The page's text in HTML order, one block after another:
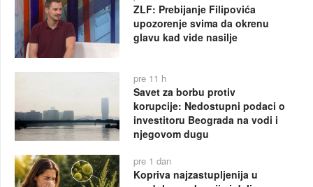
ZLF: Prebijanje Filipovića
upozorenje svima da okrenu
glavu kad vide nasilje
pre 11 h
Savet za borbu protiv
korupcije: Nedostupni podaci o
investitoru Beograda na vodi i
njegovom dugu
pre 1 dan
Kopriva najzastupljenija u